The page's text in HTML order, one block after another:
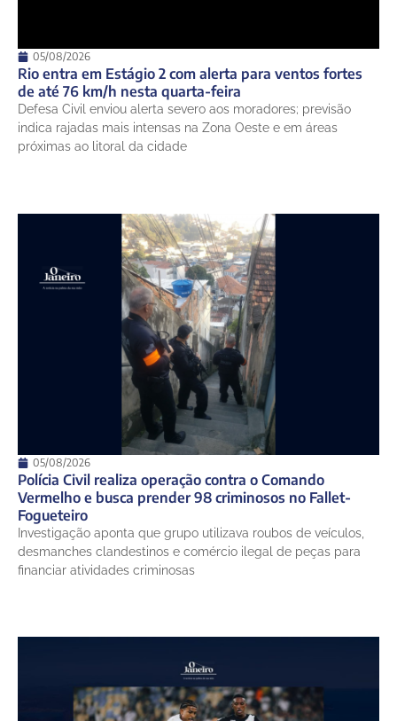
05/08/2026
Rio entra em Estágio 2 com alerta para ventos fortes
de até 76 km/h nesta quarta-feira
Defesa Civil enviou alerta severo aos moradores; previsão
indica rajadas mais intensas na Zona Oeste e em áreas
próximas ao litoral da cidade
05/08/2026
Polícia Civil realiza operação contra o Comando
Vermelho e busca prender 98 criminosos no Fallet-
Fogueteiro
Investigação aponta que grupo utilizava roubos de veículos,
desmanches clandestinos e comércio ilegal de peças para
financiar atividades criminosas